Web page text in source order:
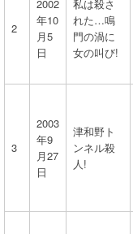
2
2002
年10
月5
日
私は殺さ
れた…鳴
門の渦に
女の叫び!
3
2003
年9
月27
日
津和野ト
ンネル殺
人!